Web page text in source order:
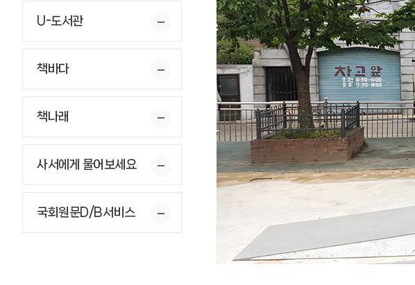
U-도서관
책바다
책나래
사서에게 물어보세요
국회원문D/B서비스